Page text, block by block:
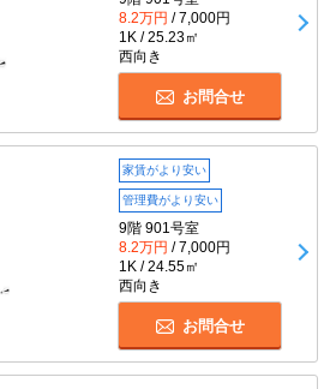
8.2万円 / 7,000円
1K / 25.23㎡
西向き
お問合せ
家賃がより安い
管理費がより安い
9階 901号室
8.2万円 / 7,000円
1K / 24.55㎡
西向き
お問合せ